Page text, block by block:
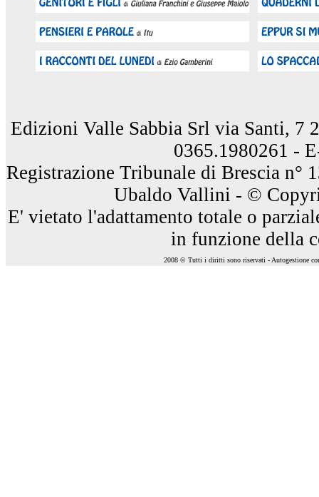
Edizioni Valle Sabbia Srl via Santi, 7
0365.1980261 -
Registrazione Tribunale di Brescia n°
Ubaldo Vallini - ©
E' vietato l'adattamento totale o
in funzione della
2008 © Tutti i diritti sono riservati - Autogestione